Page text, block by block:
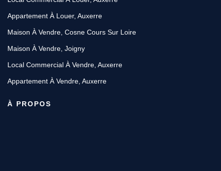
Appartement À Louer, Auxerre
Maison À Vendre, Cosne Cours Sur Loire
Maison À Vendre, Joigny
Local Commercial À Vendre, Auxerre
Appartement À Vendre, Auxerre
À PROPOS